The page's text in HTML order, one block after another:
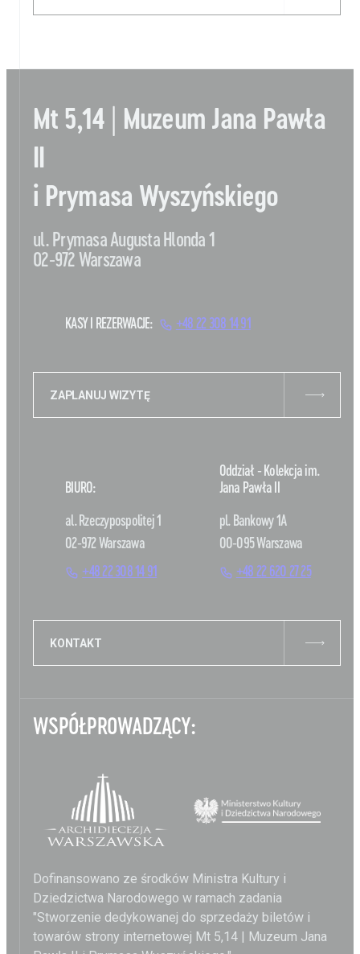
Mt 5,14 | Muzeum Jana Pawła
i Prymasa Wyszyńskiego
ul. Prymasa Augusta Hlonda 1
02-972 Warszawa
KASY I REZERWACJE: +48 22 308 14 91
ZAPLANUJ WIZYTĘ
BIURO:
al. Rzeczypospolitej 1
02-972 Warszawa
+48 22 308 14 91
Oddział - Kolekcja im.
Jana Pawła II
pl. Bankowy 1A
00-095 Warszawa
+48 22 620 27 25
KONTAKT
WSPÓŁPROWADZĄCY:
Dofinansowano ze środków Ministra Kultury i
Dziedzictwa Narodowego w ramach zadania
"Stworzenie dedykowanej do sprzedaży biletów i
towarów strony internetowej Mt 5,14 | Muzeum Jana